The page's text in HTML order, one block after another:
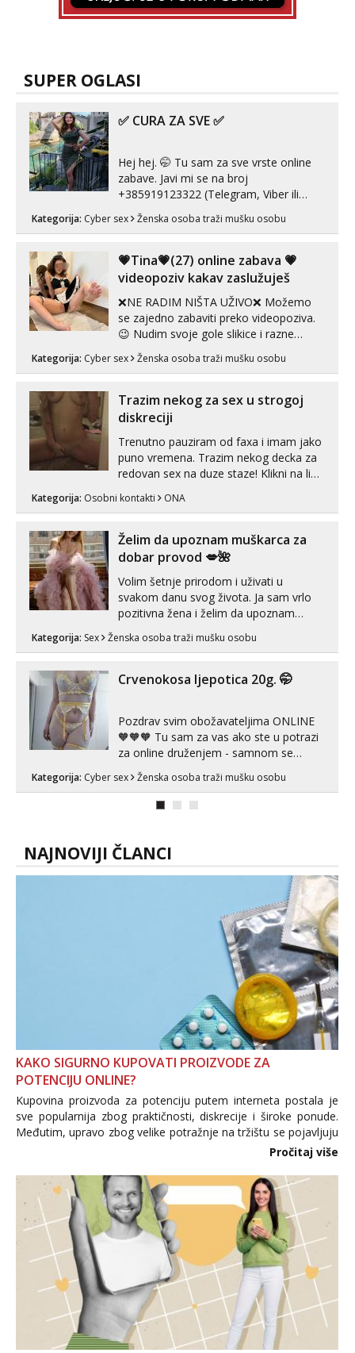
SUPER OGLASI
✅ CURA ZA SVE ✅
Hej hej. 🤭 Tu sam za sve vrste online
zabave. Javi mi se na broj
+385919123322 (Telegram, Viber ili
Whatsapp). 🤙 NE javljaj se na uzivo.
Hvala.
Kategorija: Cyber sex Ženska osoba traži mušku osobu
💗Tina💗(27) online zabava 💗
videopoziv kakav zaslužuješ
❌NE RADIM NIŠTA UŽIVO❌ Možemo
se zajedno zabaviti preko videopoziva.
😉 Nudim svoje gole slikice i razne
videouradke. 🤩 Za online zabavu pošalji
poruku na Whatsapp, Telegram ili Viber.
autentičnosti možeš me vidjeti na
videopozivu. 😉 S vama sam vec 5 ...
Kategorija: Cyber sex Ženska osoba traži mušku osobu
Trazim nekog za sex u strogoj
diskreciji
Trenutno pauziram od faxa i imam jako
puno vremena. Trazim nekog decka za
redovan sex na duze staze! Klikni na link
Kategorija: Osobni kontakti ONA
Želim da upoznam muškarca za
dobar provod 💋🌺
Volim šetnje prirodom i uživati u
svakom danu svog života. Ja sam vrlo
pozitivna žena i želim da upoznam
može i nešto više.💋🌺 Klikni na link
Kategorija: Sex Ženska osoba traži mušku osobu
Crvenokosa ljepotica 20g. 🤭
Pozdrav svim obožavateljima ONLINE
🧡🧡🧡 Tu sam za vas ako ste u potrazi
za online druženjem - samnom se
možete zabaviti preko videopoziva, ili
ako vam nisam dovoljna radim i u paru i
trojci s kolegicama, svaka je drugačija
Kategorija: Cyber sex Ženska osoba traži mušku osobu
NAJNOVIJI ČLANCI
KAKO SIGURNO KUPOVATI PROIZVODE ZA
POTENCIJU ONLINE?
Kupovina proizvoda za potenciju putem interneta postala je
sve popularnija zbog praktičnosti, diskrecije i široke ponude.
Međutim, upravo zbog velike potražnje na tržištu se pojavljuju
i brojni krivotvoreni proizvodi, nepouzdane internetske
Pročitaj više